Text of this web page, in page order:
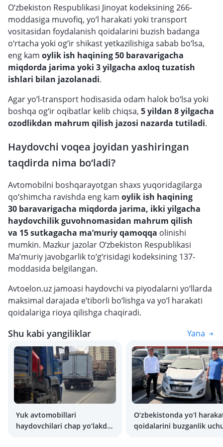
O‘zbekiston Respublikasi Jinoyat kodeksining 266-
moddasiga muvofiq, yo‘l harakati yoki transport
vositasidan foydalanish qoidalarini buzish badanga
o‘rtacha yoki og‘ir shikast yetkazilishiga sabab bo‘lsa,
eng kam oylik ish haqining50 baravarigacha
miqdorda jarima yoki 3 yilgacha axloq tuzatish
ishlari bilan jazolanadi.
Agar yo‘l-transport hodisasida odam halok bo‘lsa yoki
boshqa og‘ir oqibatlar kelib chiqsa, 5 yildan 8 yilgacha
ozodlikdan mahrum qilish jazosi nazarda tutiladi.
Haydovchi voqea joyidan yashiringan
taqdirda nima bo‘ladi?
Avtomobilni boshqarayotgan shaxs yuqoridagilarga
qo‘shimcha ravishda eng kam oylik ish haqining
30 baravarigacha miqdorda jarima, ikki yilgacha
haydovchilik guvohnomasidan mahrum qilish
va 15 sutkagacha ma’muriy qamoqqa olinishi
mumkin. Mazkur jazolar O‘zbekiston Respublikasi
Ma’muriy javobgarlik to‘g‘risidagi kodeksining 137-
moddasida belgilangan.
Avtoelon.uz jamoasi haydovchi va piyodalarni yo‘llarda
maksimal darajada e’tiborli bo‘lishga va yo‘l harakati
qoidalariga rioya qilishga chaqiradi.
Shu kabi yangiliklar Yana
Yuk avtomobillari
haydovchilari chap yo‘lakda
O‘zbekistonda yo‘l
qoidalarini buzganlik